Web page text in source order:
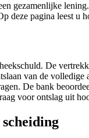
gezamenlijke
deze pagina leest u
De
van de
De bank
voor ontslag uit